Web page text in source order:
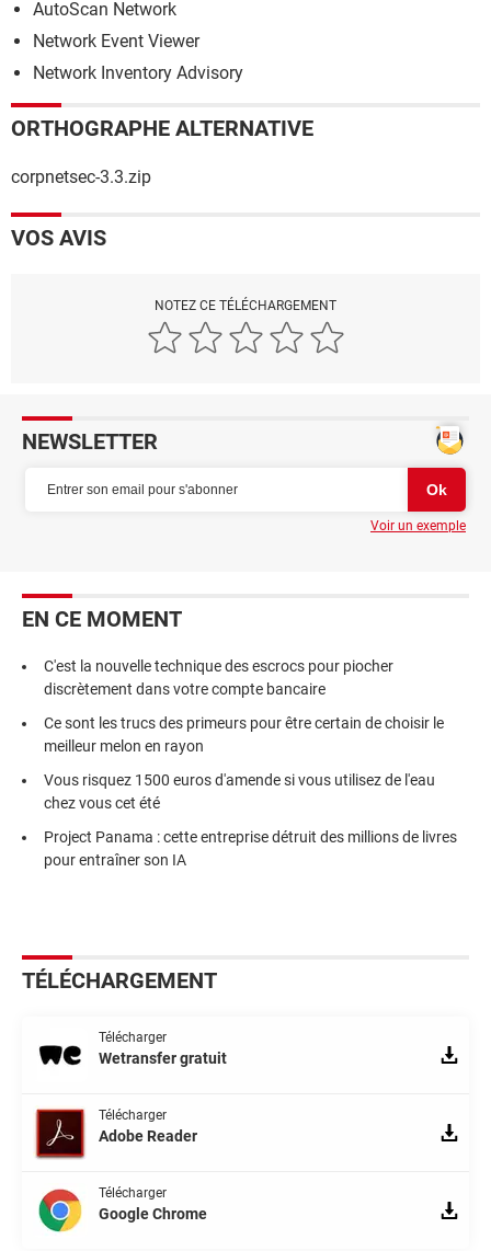
AutoScan Network
Network Event Viewer
Network Inventory Advisory
ORTHOGRAPHE ALTERNATIVE
corpnetsec-3.3.zip
VOS AVIS
NOTEZ CE TÉLÉCHARGEMENT
NEWSLETTER
Voir un exemple
EN CE MOMENT
C'est la nouvelle technique des escrocs pour piocher
discrètement dans votre compte bancaire
Ce sont les trucs des primeurs pour être certain de choisir le
meilleur melon en rayon
Vous risquez 1500 euros d'amende si vous utilisez de l'eau
chez vous cet été
Project Panama : cette entreprise détruit des millions de livres
pour entraîner son IA
TÉLÉCHARGEMENT
Télécharger
Wetransfer gratuit
Télécharger
Adobe Reader
Télécharger
Google Chrome